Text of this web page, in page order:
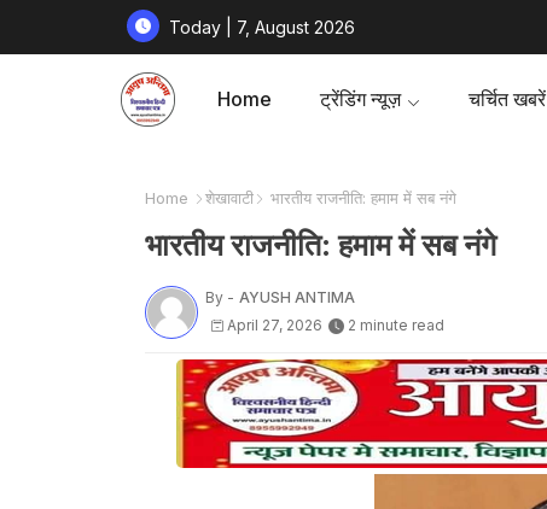
Today | 7, August 2026
Home ट्रेंडिंग न्यूज़ चर्चित खबरें
Home शेखावाटी भारतीय राजनीति: हमाम में सब नंगे
भारतीय राजनीति: हमाम में सब नंगे
By - AYUSH ANTIMA
April 27, 2026
2 minute read